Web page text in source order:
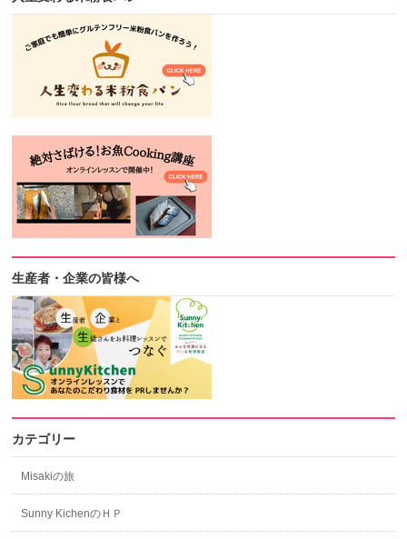
生産者・企業の皆様へ
カテゴリー
Misakiの旅
Sunny KichenのＨＰ